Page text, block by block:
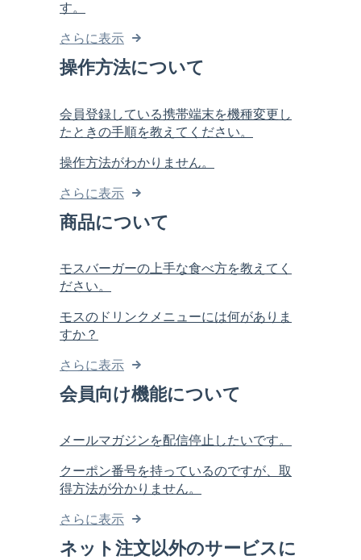
す。
さらに表示
操作方法について
会員登録している携帯端末を機種変更し
たときの手順を教えてください。
操作方法がわかりません。
さらに表示
商品について
モスバーガーの上手な食べ方を教えてく
ださい。
モスのドリンクメニューには何がありま
すか？
さらに表示
会員向け機能について
メールマガジンを配信停止したいです。
クーポン番号を持っているのですが、取
得方法が分かりません。
さらに表示
ネット注文以外のサービスに